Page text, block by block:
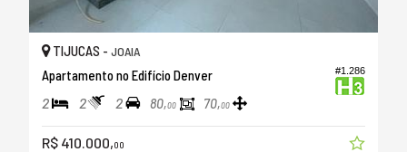
#1.286
TIJUCAS - JOAIA
Apartamento no Edifício Denver
2 2 2 80,00 70,00
R$ 410.000,00